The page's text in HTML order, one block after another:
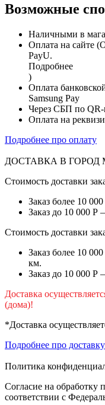
Возможные
Наличными в
Оплата на сайте
PayU.
Подробнее
)
Оплата
Samsung Pay
Через СБП по QR-
Оплата на
Подробнее про оплату
ДОСТАВКА В ГОРОД
Стоимость доставки
Заказ более 10
Заказ до 10 000 Р
Стоимость доставки
Заказ более 10
км.
Заказ до 10 000 Р
Доставка
(дома)!
*Доставка
Подробнее про доставку
Политика
Согласие на
соответствии с